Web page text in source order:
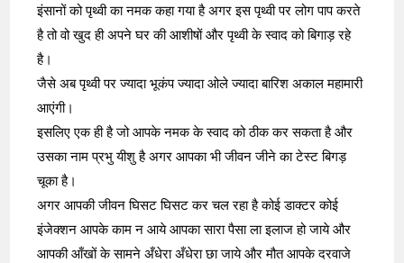
इंसानों को पृथ्वी का नमक कहा गया है अगर इस पृथ्वी पर लोग पाप करते
है तो वो खुद ही अपने घर की आशीषों और पृथ्वी के स्वाद को बिगाड़ रहे
है।
जैसे अब पृथ्वी पर ज्यादा भूकंप ज्यादा ओले ज्यादा बारिश अकाल महामारी
आएंगी।
इसलिए एक ही है जो आपके नमक के स्वाद को ठीक कर सकता है और
उसका नाम प्रभु यीशु है अगर आपका भी जीवन जीने का टेस्ट बिगड़
चूका है।
अगर आपकी जीवन घिसट घिसट कर चल रहा है कोई डाक्टर कोई
इंजेक्शन आपके काम न आये आपका सारा पैसा ला इलाज हो जाये और
आपकी आँखों के सामने अँधेरा अँधेरा छा जाये और मौत आपके दरवाजे